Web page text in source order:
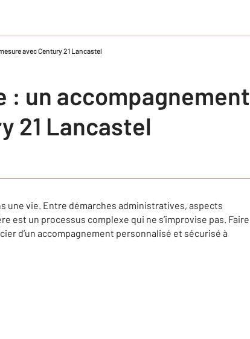
avec Century 21 Lancastel
: un accompagnement
21 Lancastel
une vie. Entre démarches administratives, aspects
est un processus complexe qui ne s’improvise pas. Faire
d’un accompagnement personnalisé et sécurisé à